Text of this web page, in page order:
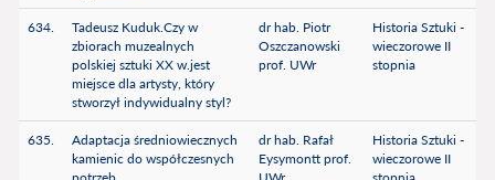
634.
Tadeusz Kuduk.Czy w
zbiorach muzealnych
polskiej sztuki XX w.jest
miejsce dla artysty, który
stworzył indywidualny styl?
dr hab. Piotr
Oszczanowski
prof. UWr
Historia Sztuki -
wieczorowe II
stopnia
635.
Adaptacja średniowiecznych
kamienic do współczesnych
dr hab. Rafał
Eysymontt prof.
Historia Sztuki -
wieczorowe II